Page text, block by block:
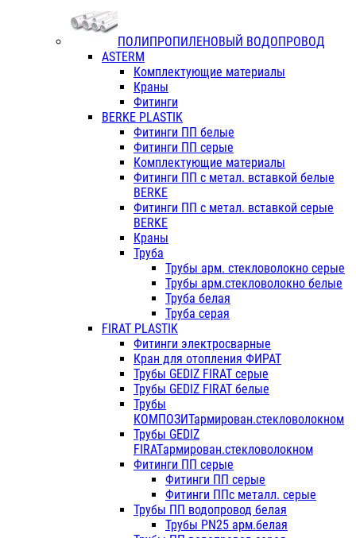
ПОЛИПРОПИЛЕНОВЫЙ ВОДОПРОВОД
ASTERM
Комплектующие материалы
Краны
Фитинги
BERKE PLASTIK
Фитинги ПП белые
Фитинги ПП серые
Комплектующие материалы
Фитинги ПП с метал. вставкой белые
BERKE
Фитинги ПП с метал. вставкой серые
BERKE
Краны
Труба
Трубы арм. стекловолокно серые
Трубы арм.стекловолокно белые
Труба белая
Труба серая
FIRAT PLASTIK
Фитинги электросварные
Кран для отопления ФИРАТ
Трубы GEDIZ FIRAT серые
Трубы GEDIZ FIRAT белые
Трубы
КОМПОЗИТармирован.стекловолокном
Трубы GEDIZ
FIRATармирован.стекловолокном
Фитинги ПП серые
Фитинги ПП серые
Фитинги ППс металл. серые
Трубы ПП водопровод белая
Трубы PN25 арм.белая